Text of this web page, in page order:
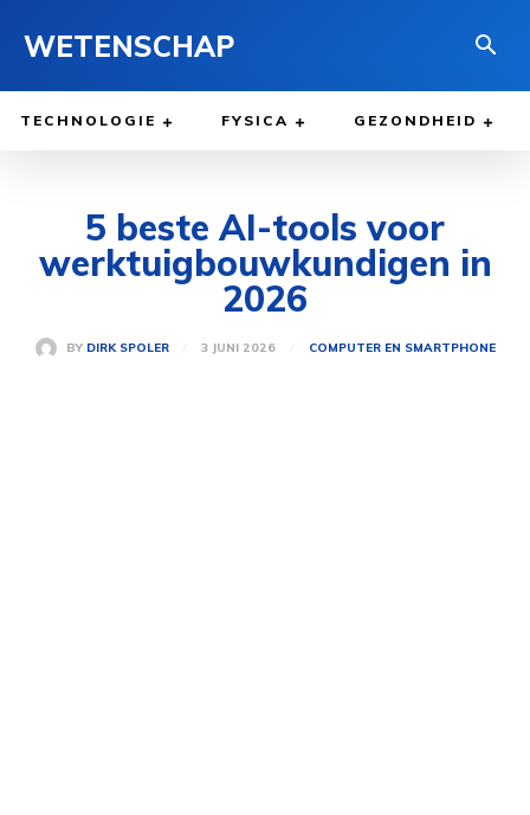
WETENSCHAP
TECHNOLOGIE FYSICA GEZONDHEID
5 beste AI-tools voor
werktuigbouwkundigen in
2026
BY DIRK SPOLER 3 JUNI 2026 COMPUTER EN SMARTPHONE